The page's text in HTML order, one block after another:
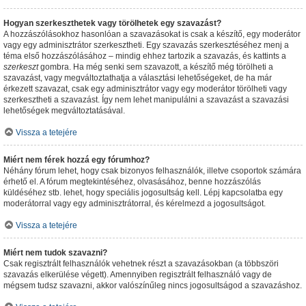
Hogyan szerkeszthetek vagy törölhetek egy szavazást?
A hozzászólásokhoz hasonlóan a szavazásokat is csak a készítő, egy moderátor
vagy egy adminisztrátor szerkesztheti. Egy szavazás szerkesztéséhez menj a
téma első hozzászólásához – mindig ehhez tartozik a szavazás, és kattints a
szerkesztgombra. Ha még senki sem szavazott, a készítő még törölheti a
szavazást, vagy megváltoztathatja a választási lehetőségeket, de ha már
érkezett szavazat, csak egy adminisztrátor vagy egy moderátor törölheti vagy
szerkesztheti a szavazást. Így nem lehet manipulálni a szavazást a szavazási
lehetőségek megváltoztatásával.
Vissza a tetejére
Miért nem férek hozzá egy fórumhoz?
Néhány fórum lehet, hogy csak bizonyos felhasználók, illetve csoportok számára
érhető el. A fórum megtekintéséhez, olvasásához, benne hozzászólás
küldéséhez stb. lehet, hogy speciális jogosultság kell. Lépj kapcsolatba egy
moderátorral vagy egy adminisztrátorral, és kérelmezd a jogosultságot.
Vissza a tetejére
Miért nem tudok szavazni?
Csak regisztrált felhasználók vehetnek részt a szavazásokban (a többszöri
szavazás elkerülése végett). Amennyiben regisztrált felhasználó vagy de
mégsem tudsz szavazni, akkor valószínűleg nincs jogosultságod a szavazáshoz.